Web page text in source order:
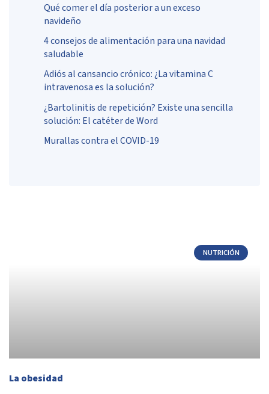
Qué comer el día posterior a un exceso
navideño
4 consejos de alimentación para una navidad
saludable
Adiós al cansancio crónico: ¿La vitamina C
intravenosa es la solución?
¿Bartolinitis de repetición? Existe una sencilla
solución: El catéter de Word
Murallas contra el COVID-19
NUTRICIÓN
La obesidad